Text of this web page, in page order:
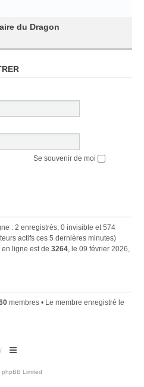
du Dragon
Se souvenir de moi
: 2 enregistrés, 0 invisible et 574
actifs ces 5 dernières minutes)
en ligne est de 3264, le 09 février 2026,
membres • Le membre enregistré le
Limited